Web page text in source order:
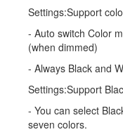
Settings:Support
- Auto switch Color
(when dimmed)
- Always Black and
Settings:Support
- You can select
seven colors.